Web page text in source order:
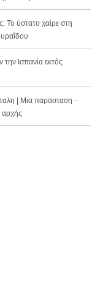
Το ύστατο χαίρε στη
την Ισπανία εκτός
| Μια παράσταση -
αρχής